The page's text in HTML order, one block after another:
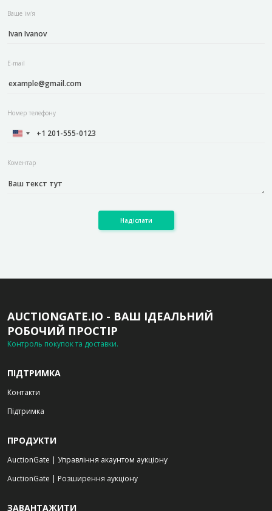
Ваше ім'я
E-mail
Номер телефону
Коментар
Надіслати
AUCTIONGATE.IO - ВАШ ІДЕАЛЬНИЙ
РОБОЧИЙ ПРОСТІР
Контроль покупок та доставки.
ПІДТРИМКА
Контакти
Підтримка
ПРОДУКТИ
AuctionGate | Управління акаунтом аукціону
AuctionGate | Розширення аукціону
ЗАВАНТАЖИТИ